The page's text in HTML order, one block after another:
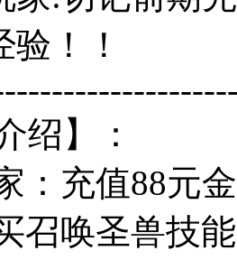
！！
绍】：
：充值88元
召唤圣兽技